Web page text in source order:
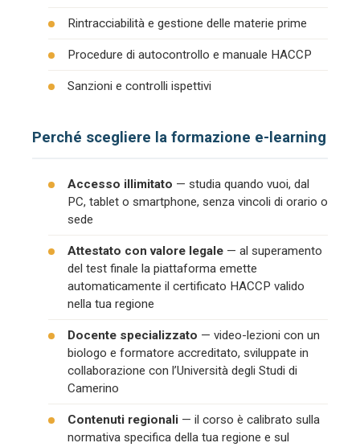
Rintracciabilità e gestione delle materie prime
Procedure di autocontrollo e manuale HACCP
Sanzioni e controlli ispettivi
Perché scegliere la formazione e-learning
Accesso illimitato — studia quando vuoi, dal
PC, tablet o smartphone, senza vincoli di orario o
sede
Attestato con valore legale — al superamento
del test finale la piattaforma emette
automaticamente il certificato HACCP valido
nella tua regione
Docente specializzato — video-lezioni con un
biologo e formatore accreditato, sviluppate in
collaborazione con l’Università degli Studi di
Camerino
Contenuti regionali — il corso è calibrato sulla
normativa specifica della tua regione e sul